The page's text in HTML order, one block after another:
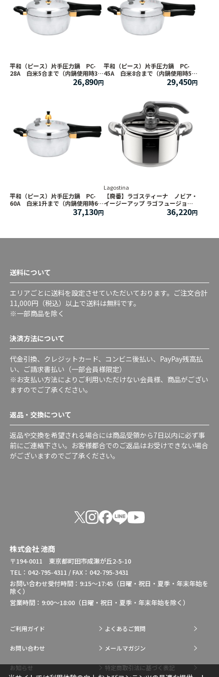
平和（ピース）片手圧力鍋 PC-
28A 白米5合まで（内鍋使用時3合
26,890
平和（ピース）片手圧力鍋 PC-
45A 白米8合まで（内鍋使用時5合
29,450
平和（ピース）片手圧力鍋 PC-
60A 白米1升まで（内鍋使用時6合
37,130
Lagostina
【廃番】ラゴスティーナ ノビア・
イージーアップ ラゴフュージョン
36,220
送料について
エリアごとに送料を設定させていただいております。ご注文合計
11,000円（税込）以上で送料は無料です。
※一部商品を除く
決済方法について
代金引換、クレジットカード、コンビニ後払い、PayPay残高払
い、ご請求書払い（一部会員様限定）
※お支払い方法によりご利用いただけない会員様、商品がござい
ますのでご了承ください。
返品・交換について
返品や交換を希望される場合には商品受領から7日以内に必ず事
前にご連絡下さい。お客様都合でのご返品はお受けできない場合
がございますのでご了承ください。
株式会社 池商
〒194-0011 東京都町田市成瀬が丘2-5-10
TEL：042-795-4311 / FAX：042-795-3431
お問い合わせ受付時間：9:15～17:45（日曜・祝日・夏季・年末年始を
除く）
営業時間：9:00～18:00（日曜・祝日・夏季・年末年始を除く）
ご利用ガイド よくあるご質問
お問い合わせ メールマガジン
お知らせ 特定商取引法に基づく表記